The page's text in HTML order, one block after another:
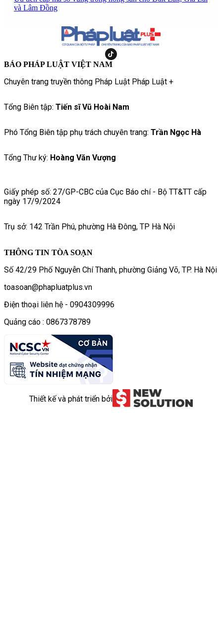
và Lâm Đồng
BÁO PHÁP LUẬT VIỆT NAM
Chuyên trang truyền thông Pháp Luật Pháp Luật +
Tổng Biên tập: Tiến sĩ Vũ Hoài Nam
Phó Tổng Biên tập phụ trách chuyên trang: Trần Ngọc Hà
Tổng Thư ký: Hoàng Văn Vượng
Giấy phép số: 27/GP-CBC của Cục Báo chí - Bộ TT&TT cấp
ngày 17/9/2024
Trụ sở: 142 Trần Phú, phường Hà Đông, TP Hà Nội
THÔNG TIN TÒA SOẠN
Số 42/29 Phố Nguyễn Chí Thanh, phường Giảng Võ, TP. Hà Nội
toasoan@phapluatplus.vn
Điện thoại liên hệ - 0904309996
Quảng cáo : 0867378789
Thiết kế và phát triển bởi